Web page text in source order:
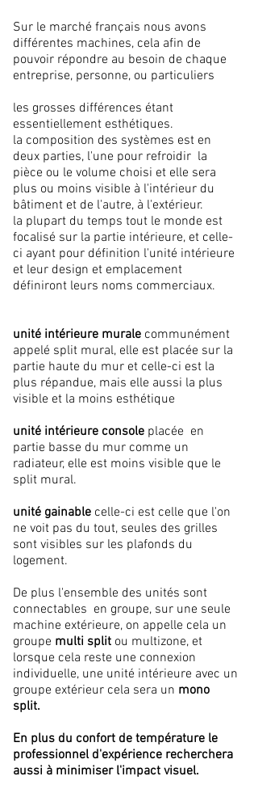
Sur le marché français nous avons
différentes machines, cela afin de
pouvoir répondre au besoin de chaque
entreprise, personne, ou particuliers
les grosses différences étant
essentiellement esthétiques.
la composition des systèmes est en
deux parties, l'une pour refroidir la
pièce ou le volume choisi et elle sera
plus ou moins visible à l'intérieur du
bâtiment et de l'autre, à l'extérieur.
la plupart du temps tout le monde est
focalisé sur la partie intérieure, et celle-
ci ayant pour définition l'unité intérieure
et leur design et emplacement
définiront leurs noms commerciaux.
unité intérieure murale communément
appelé split mural, elle est placée sur la
partie haute du mur et celle-ci est la
plus répandue, mais elle aussi la plus
visible et la moins esthétique
unité intérieure console placée en
partie basse du mur comme un
radiateur, elle est moins visible que le
split mural.
unité gainable celle-ci est celle que l'on
ne voit pas du tout, seules des grilles
sont visibles sur les plafonds du
logement.
De plus l'ensemble des unités sont
connectables en groupe, sur une seule
machine extérieure, on appelle cela un
groupe multi split ou multizone, et
lorsque cela reste une connexion
individuelle, une unité intérieure avec un
groupe extérieur cela sera un mono
split.
En plus du confort de température le
professionnel d'expérience recherchera
aussi à minimiser l'impact visuel.